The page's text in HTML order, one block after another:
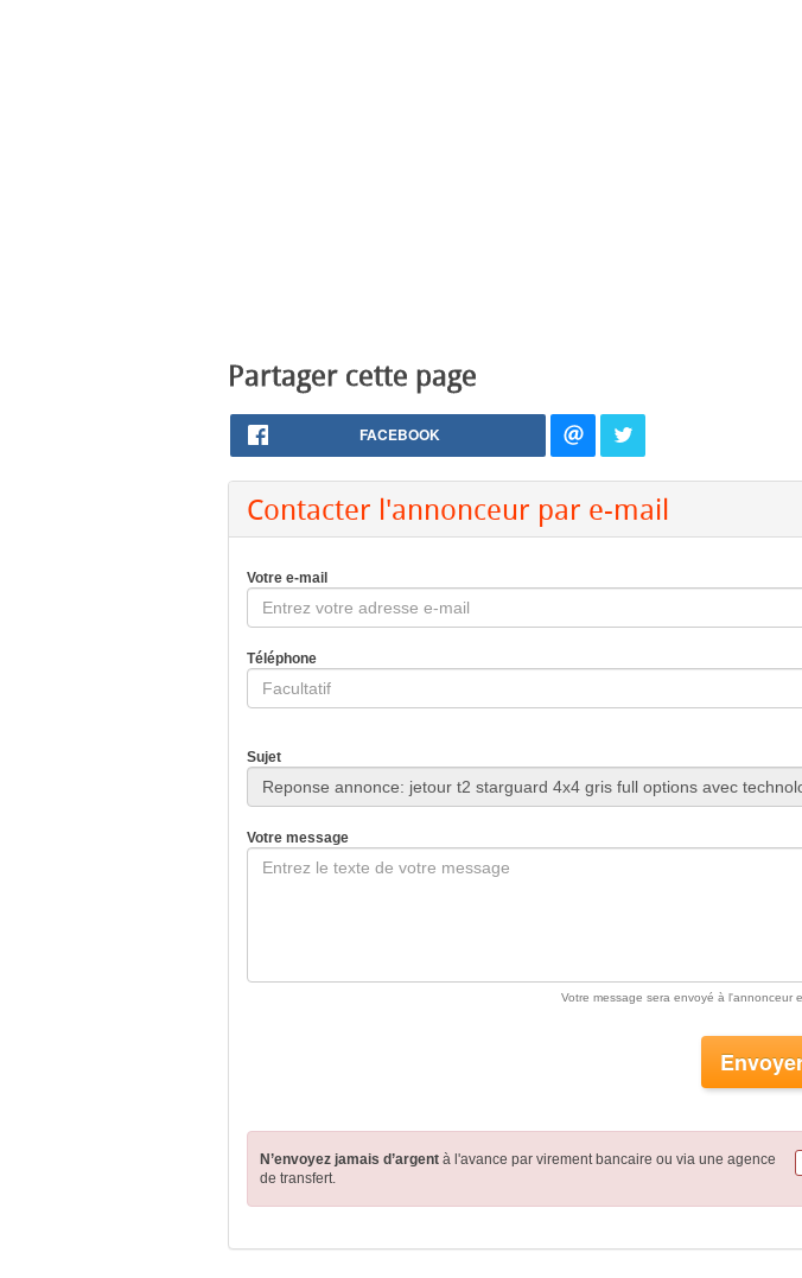
Partager cette page
FACEBOOK
Contacter l'annonceur par e-mail
Votre e-mail
Téléphone
Sujet
Votre message
Votre message sera envoyé à l'annonceur
N’envoyez jamais d’argent à l'avance par virement bancaire ou via une agence
de transfert.